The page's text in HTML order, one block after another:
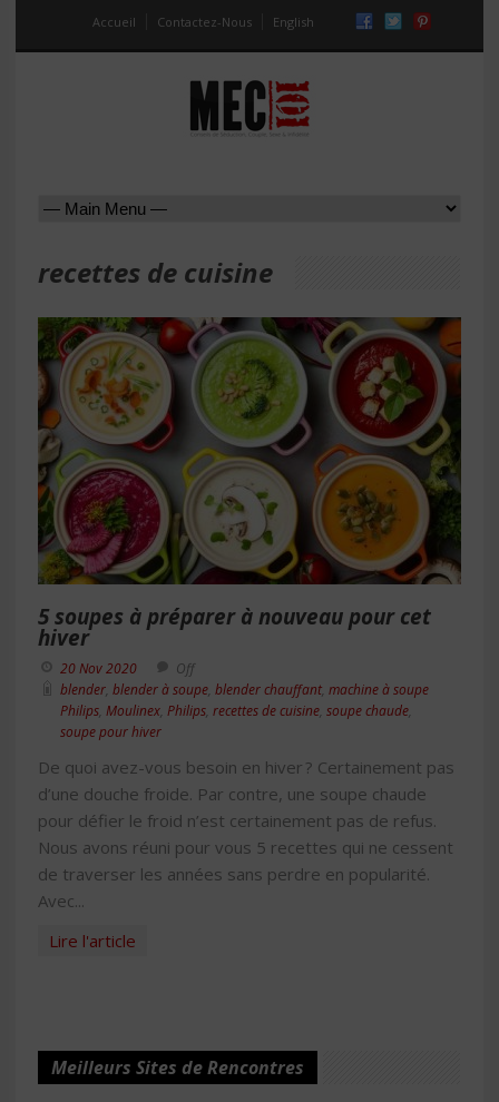
Accueil Contactez-Nous English
recettes de cuisine
5 soupes à préparer à nouveau pour cet
hiver
20 Nov 2020
Off
blender blender à soupe blender chauffant machine à soupe
Philips Moulinex Philips recettes de cuisine soupe chaude
soupe pour hiver
De quoi avez-vous besoin en hiver ? Certainement pas
d’une douche froide. Par contre, une soupe chaude
pour défier le froid n’est certainement pas de refus.
Nous avons réuni pour vous 5 recettes qui ne cessent
de traverser les années sans perdre en popularité.
Avec...
Lire l'article
Meilleurs Sites de Rencontres